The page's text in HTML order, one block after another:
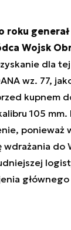
roku
Wojsk
dla
wz. 77,
kupnem
105 mm.
ponieważ
wdrażania do
głównego